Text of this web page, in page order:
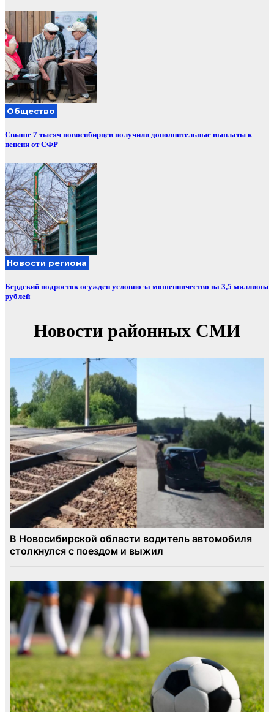
Общество
Свыше 7 тысяч новосибирцев получили дополнительные выплаты к
пенсии от СФР
Новости региона
Бердский подросток осужден условно за мошенничество на 3,5 миллиона
рублей